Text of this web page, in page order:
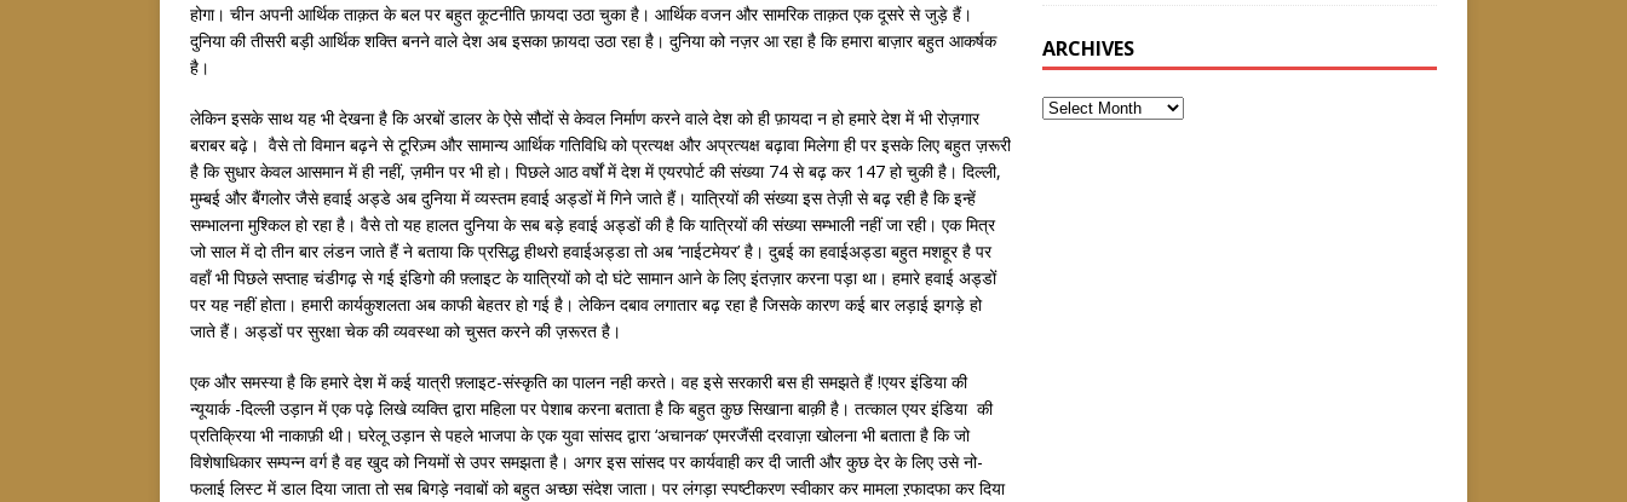
होगा। चीन अपनी आर्थिक ताक़त के बल पर बहुत कूटनीति फ़ायदा उठा चुका है। आर्थिक वजन और सामरिक ताक़त एक दूसरे से जुड़े हैं।
दुनिया की तीसरी बड़ी आर्थिक शक्ति बनने वाले देश अब इसका फ़ायदा उठा रहा है। दुनिया को नज़र आ रहा है कि हमारा बाज़ार बहुत आकर्षक
है।
लेकिन इसके साथ यह भी देखना है कि अरबों डालर के ऐसे सौदों से केवल निर्माण करने वाले देश को ही फ़ायदा न हो हमारे देश में भी रोज़गार
बराबर बढ़े। वैसे तो विमान बढ़ने से टूरिज़्म और सामान्य आर्थिक गतिविधि को प्रत्यक्ष और अप्रत्यक्ष बढ़ावा मिलेगा ही पर इसके लिए बहुत ज़रूरी
है कि सुधार केवल आसमान में ही नहीं, ज़मीन पर भी हो। पिछले आठ वर्षों में देश में एयरपोर्ट की संख्या 74 से बढ़ कर 147 हो चुकी है। दिल्ली,
मुम्बई और बैंगलोर जैसे हवाई अड्डे अब दुनिया में व्यस्तम हवाई अड्डों में गिने जाते हैं। यात्रियों की संख्या इस तेज़ी से बढ़ रही है कि इन्हें
सम्भालना मुश्किल हो रहा है। वैसे तो यह हालत दुनिया के सब बड़े हवाई अड्डों की है कि यात्रियों की संख्या सम्भाली नहीं जा रही। एक मित्र
जो साल में दो तीन बार लंडन जाते हैं ने बताया कि प्रसिद्ध हीथरो हवाईअड्डा तो अब ‘नाईटमेयर’ है। दुबई का हवाईअड्डा बहुत मशहूर है पर
वहाँ भी पिछले सप्ताह चंडीगढ़ से गई इंडिगो की फ़्लाइट के यात्रियों को दो घंटे सामान आने के लिए इंतज़ार करना पड़ा था। हमारे हवाई अड्डों
पर यह नहीं होता। हमारी कार्यकुशलता अब काफी बेहतर हो गई है। लेकिन दबाव लगातार बढ़ रहा है जिसके कारण कई बार लड़ाई झगड़े हो
जाते हैं। अड्डों पर सुरक्षा चेक की व्यवस्था को चुसत करने की ज़रूरत है।
एक और समस्या है कि हमारे देश में कई यात्री फ़्लाइट-संस्कृति का पालन नही करते। वह इसे सरकारी बस ही समझते हैं !एयर इंडिया की
न्यूयार्क -दिल्ली उड़ान में एक पढ़े लिखे व्यक्ति द्वारा महिला पर पेशाब करना बताता है कि बहुत कुछ सिखाना बाक़ी है। तत्काल एयर इंडिया की
प्रतिक्रिया भी नाकाफ़ी थी। घरेलू उड़ान से पहले भाजपा के एक युवा सांसद द्वारा ‘अचानक’ एमरजैंसी दरवाज़ा खोलना भी बताता है कि जो
विशेषाधिकार सम्पन्न वर्ग है वह खुद को नियमों से उपर समझता है। अगर इस सांसद पर कार्यवाही कर दी जाती और कुछ देर के लिए उसे नो-
फलाई लिस्ट में डाल दिया जाता तो सब बिगड़े नवाबों को बहुत अच्छा संदेश जाता। पर लंगड़ा स्पष्टीकरण स्वीकार कर मामला ऱफादफा कर दिया
ARCHIVES